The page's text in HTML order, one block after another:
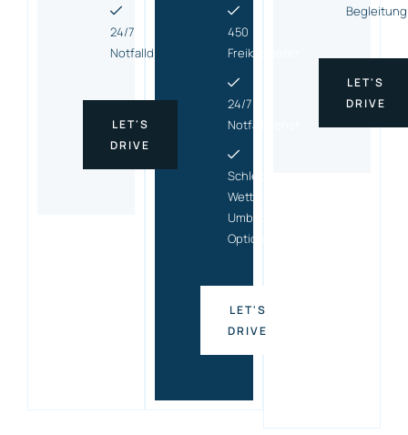
24/7
Notfalldienst
LET'S
DRIVE
450
Freikilometer
24/7
Notfalldienst
Schlecht-
Wetter-
Umbuchungs
Option
LET'S
DRIVE
Begleitung
LET'S
DRIVE